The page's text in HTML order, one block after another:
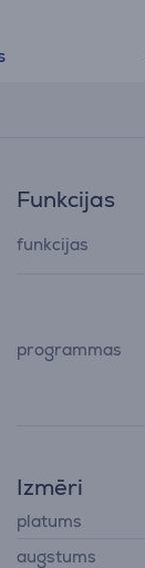
Funkcijas
funkcijas
programmas
Izmēri
platums
augstums